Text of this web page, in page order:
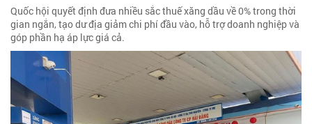
Quốc hội quyết định đưa nhiều sắc thuế xăng dầu về 0% trong thời
gian ngắn, tạo dư địa giảm chi phí đầu vào, hỗ trợ doanh nghiệp và
góp phần hạ áp lực giá cả.